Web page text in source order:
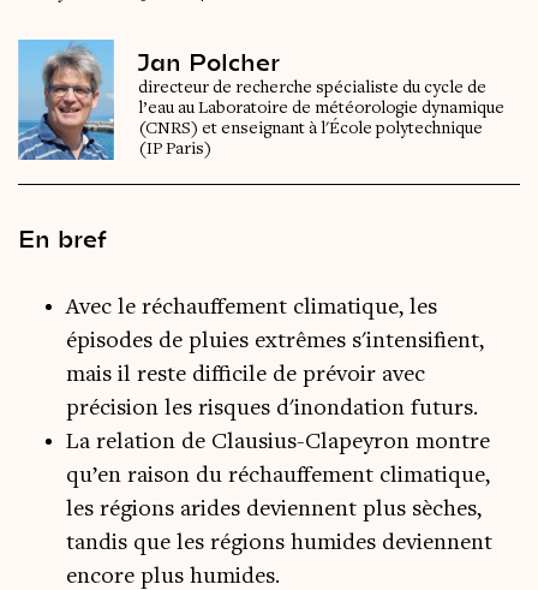
Jan Polcher
directeur de recherche spécialiste du cycle de
l’eau au Laboratoire de météorologie dynamique
(CNRS) et enseignant à l'École polytechnique
(IP Paris)
En bref
Avec le réchauffement climatique, les
épisodes de pluies extrêmes s'intensifient,
mais il reste difficile de prévoir avec
précision les risques d'inondation futurs.
La relation de Clausius-Clapeyron montre
qu’en raison du réchauffement climatique,
les régions arides deviennent plus sèches,
tandis que les régions humides deviennent
encore plus humides.